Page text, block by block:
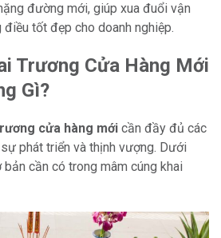
đường mới, giúp xua đuổi vận
điều tốt đẹp cho doanh nghiệp.
Trương Cửa Hàng Mới
Gì?
cửa hàng mới cần đầy đủ các
phát triển và thịnh vượng. Dưới
cần có trong mâm cúng khai